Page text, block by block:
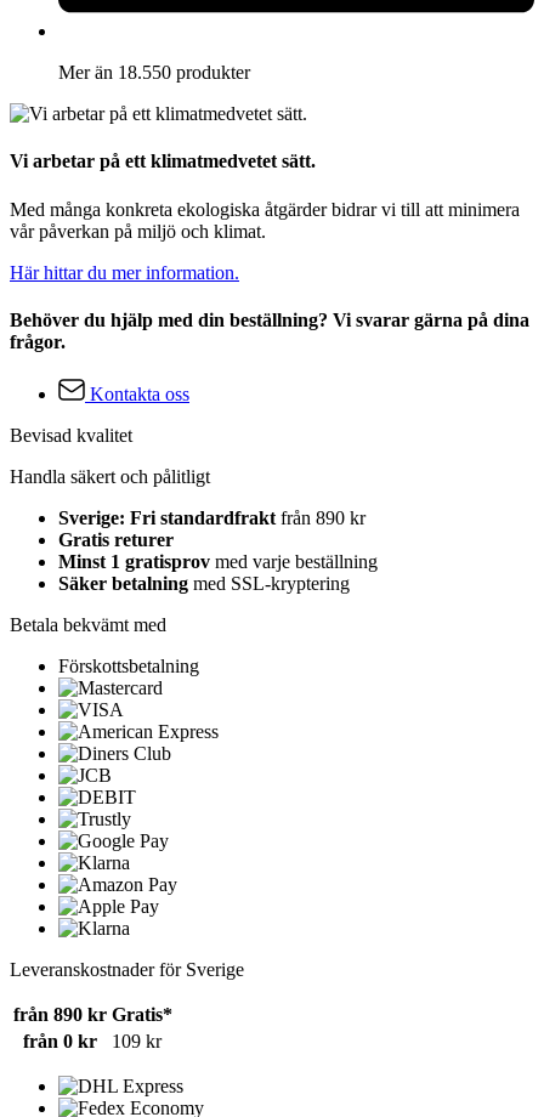
Mer än 18.550 produkter
Vi arbetar på ett klimatmedvetet sätt.
Med många konkreta ekologiska åtgärder bidrar vi till att minimera
vår påverkan på miljö och klimat.
Här hittar du mer information.
Behöver du hjälp med din beställning? Vi svarar gärna på dina
frågor.
Kontakta oss
Bevisad kvalitet
Handla säkert och pålitligt
Sverige: Fri standardfrakt från 890 kr
Gratis returer
Minst 1 gratisprov med varje beställning
Säker betalning med SSL-kryptering
Betala bekvämt med
Förskottsbetalning
Leveranskostnader för Sverige
från 890 kr Gratis*
från 0 kr
109 kr